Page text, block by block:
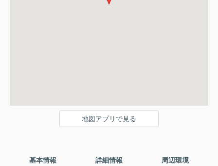
地図アプリで見る
基本情報 詳細情報 周辺環境